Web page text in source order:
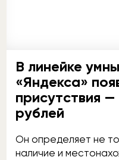
В линейке
«Яндекса»
присутствия
рублей
Он определяет не
наличие и